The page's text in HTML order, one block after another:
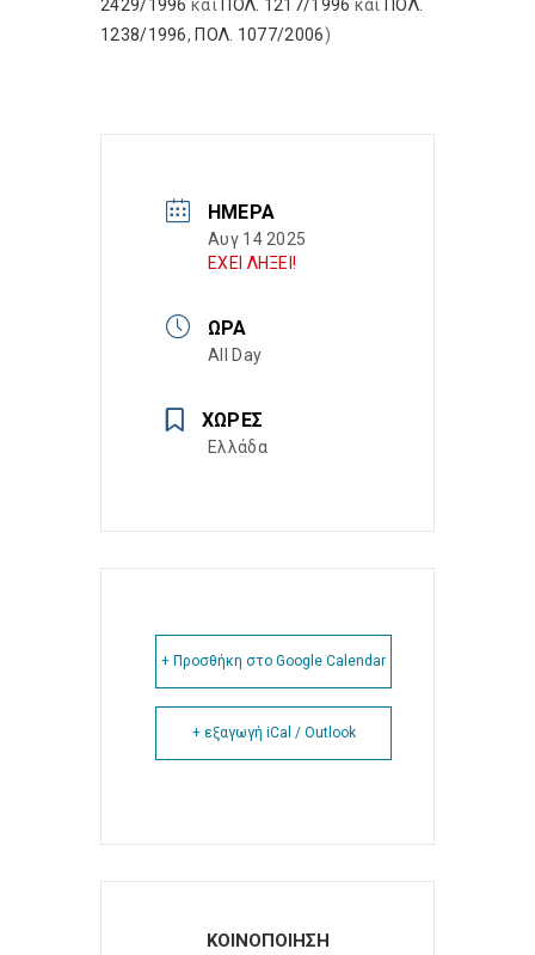
2429/1996 και ΠΟΛ. 1217/1996 και ΠΟΛ.
1238/1996, ΠΟΛ. 1077/2006)
ΗΜΈΡΑ
Αυγ 14 2025
ΕΧΕΙ ΛΗΞΕΙ!
ΏΡΑ
All Day
ΧΏΡΕΣ
Ελλάδα
+ Προσθήκη στο Google Calendar
+ εξαγωγή iCal / Outlook
ΚΟΙΝΟΠΟΙΗΣΗ